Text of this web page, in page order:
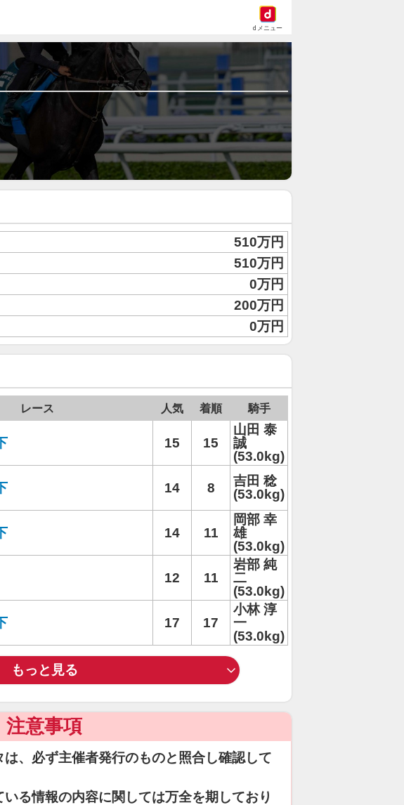
dメニュー
510万円
510万円
0万円
200万円
0万円
レース 人気 着順 騎手
15 15
山田 泰
誠
(53.0kg)
14 8
吉田 稔
(53.0kg)
14 11
岡部 幸
雄
(53.0kg)
12 11
岩部 純
二
(53.0kg)
17 17
小林 淳
一
(53.0kg)
もっと見る
注意事項
、必ず主催者発行のものと照合し確認して
る情報の内容に関しては万全を期しており